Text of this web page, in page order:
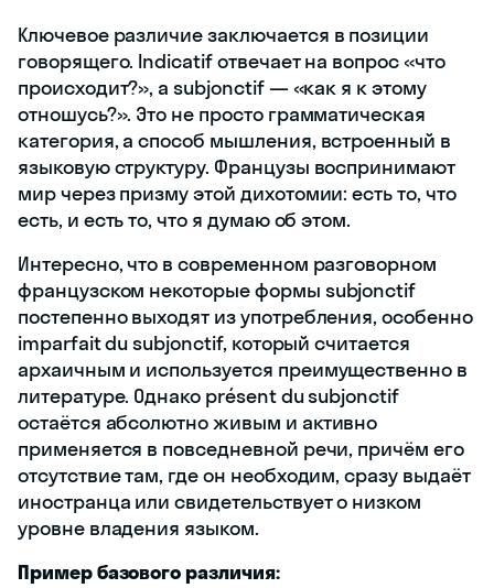
Ключевое различие заключается в позиции
говорящего. Indicatif отвечает на вопрос «что
происходит?», а subjonctif — «как я к этому
отношусь?». Это не просто грамматическая
категория, а способ мышления, встроенный в
языковую структуру. Французы воспринимают
мир через призму этой дихотомии: есть то, что
есть, и есть то, что я думаю об этом.
Интересно, что в современном разговорном
французском некоторые формы subjonctif
постепенно выходят из употребления, особенно
imparfait du subjonctif, который считается
архаичным и используется преимущественно в
литературе. Однако présent du subjonctif
остаётся абсолютно живым и активно
применяется в повседневной речи, причём его
отсутствие там, где он необходим, сразу выдаёт
иностранца или свидетельствует о низком
уровне владения языком.
Пример базового различия: